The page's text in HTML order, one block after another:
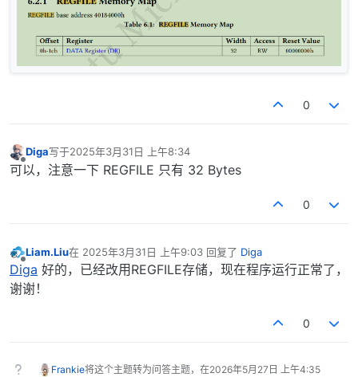
0
离线
Diga写于2025年3月31日 上午8:34
最后由 编辑
可以，注意一下 REGFILE 只有 32 Bytes
0
离线
Liam.Liu在 2025年3月31日 上午9:03 回复了 Diga
最后由 编辑
Diga 好的，已经改用REGFILE存储，现在程序运行正常了，
谢谢！
0
Frankie将这个主题转为问答主题，在2026年5月27日 上午4:35